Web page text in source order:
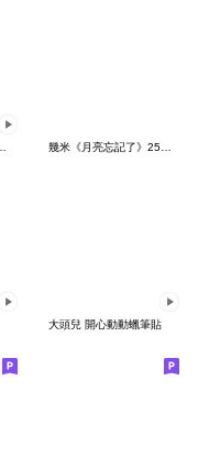
幾米《月亮忘記了》25周年 x 晴天P莉
大頭兒 開心動動蠟筆貼